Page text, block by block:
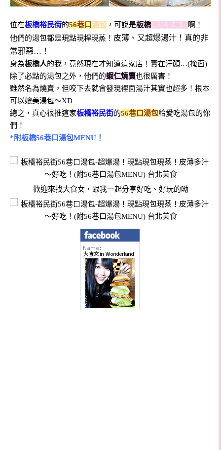
位在板橋裕民街的56巷口 湯包 ，可說是板橋隱藏版美食啊！
他們的湯包都是現點現桿現蒸！ 皮薄、又超爆湯汁！真的非
常邪惡…！
身為板橋人的我，竟然現在才知道這家店！實在汗顏…(掩面)
除了必點的湯包之外，他們的蝦仁燒賣也很厲害！
雖然名為燒賣，但咬下去就會發現裡面湯汁其實也超多！根本
可以媲美湯包～XD
總之，真心很推這家板橋裕民街的56巷口湯包給愛吃湯包的你
們！
*附板橋56巷口湯包MENU！
歡迎來找大食女，跟我一起分享好吃、好玩的呦